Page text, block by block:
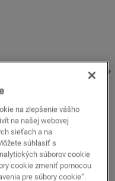
na zlepšenie vášho
na našej webovej
sieťach a na
súhlasiť s
súborov cookie
cookie zmeniť pomocou
pre súbory cookie“.